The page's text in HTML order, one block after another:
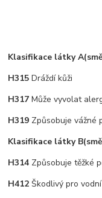
Klasifikace látky
H315Dráždí kůži
H317Může vyvolat
H319 Způsobuje vážné
Klasifikace látky
H314 Způsobuje těžké
H412Škodlivý pro